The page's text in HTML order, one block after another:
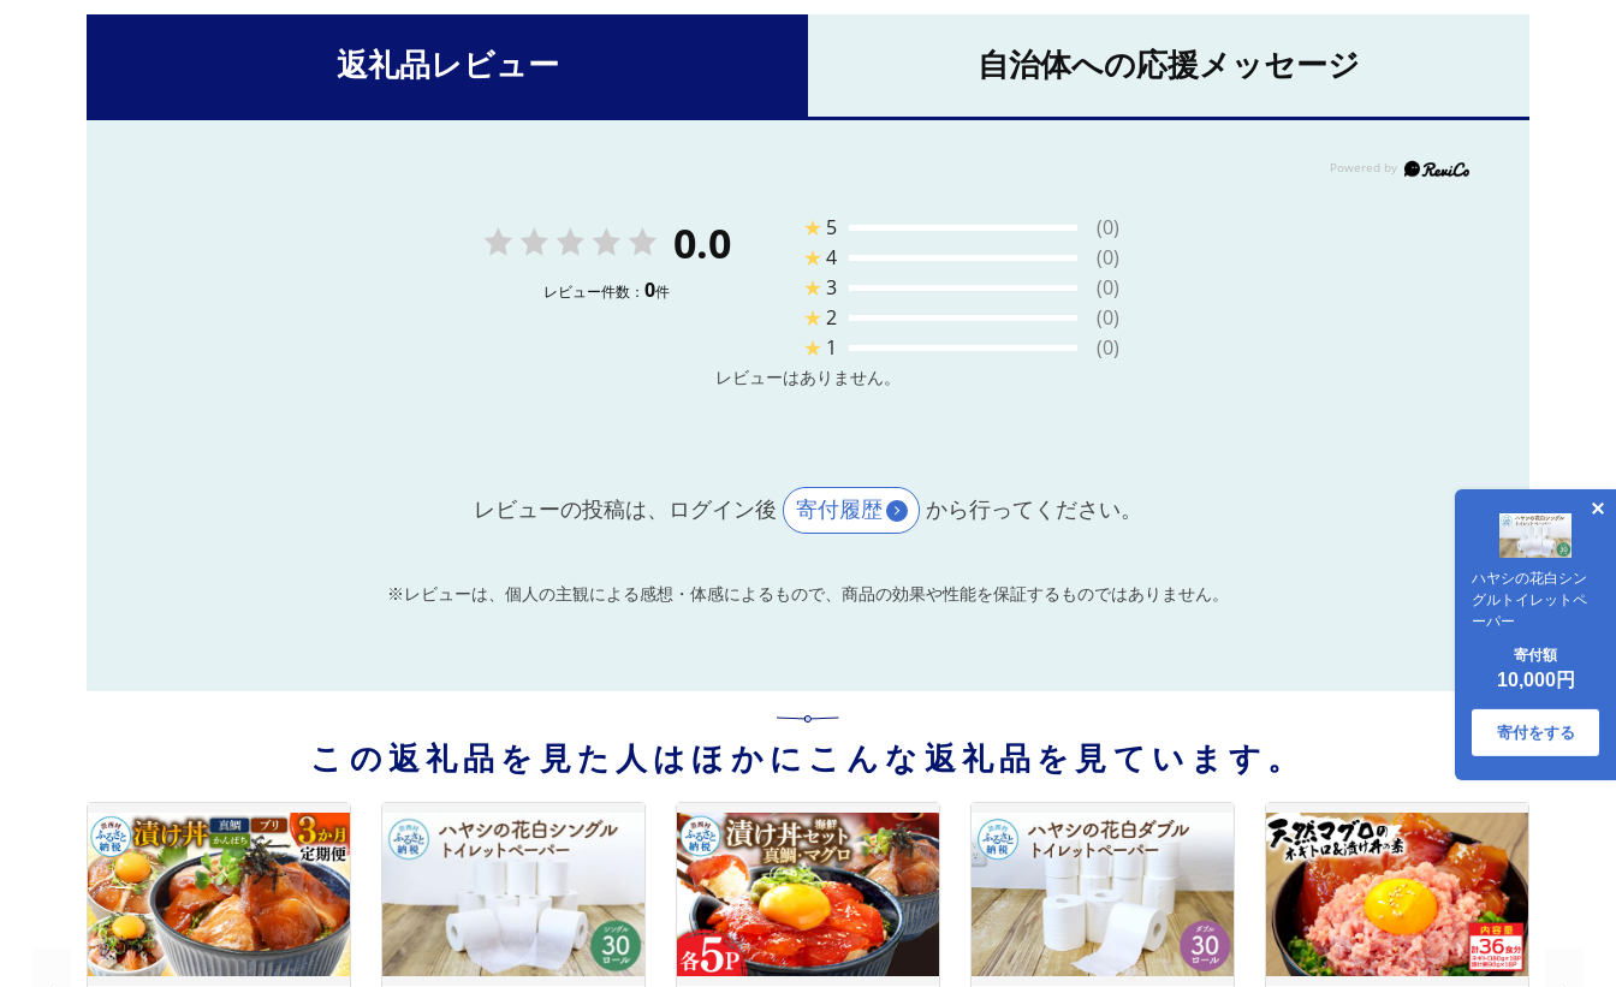
ハヤシの花白シン
グルトイレットペ
ーパー
寄付額
10,000円
寄付をする
返礼品レビュー 自治体への応援メッセージ
0.0
レビュー件数： 0件
★ 5
(0)
★4
(0)
★3
(0)
★2
(0)
★ 1 (0)
レビューはありません。
レビューの投稿は、ログイン後 寄付履歴 から行ってください。
※レビューは、個人の主観による感想・体感によるもので、商品の効果や性能を保証するものではありません。
この返礼品を見た人はほかにこんな返礼品を見ています。